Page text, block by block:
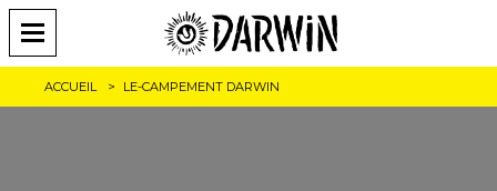
ACCUEIL LE-CAMPEMENT DARWIN